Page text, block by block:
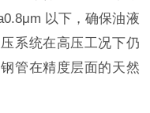
以下，确保油液
系统在高压工况下仍
管在精度层面的天然